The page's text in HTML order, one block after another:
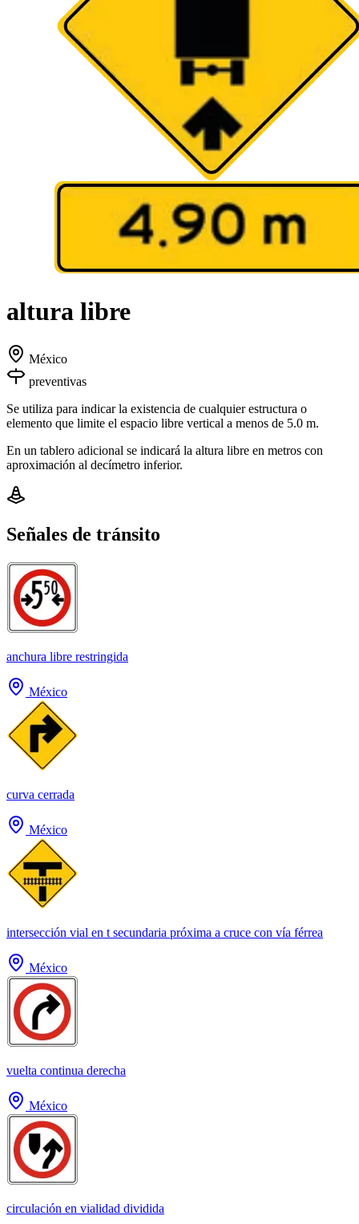
altura libre
México
preventivas
Se utiliza para indicar la existencia de cualquier estructura o
elemento que limite el espacio libre vertical a menos de 5.0 m.
En un tablero adicional se indicará la altura libre en metros con
aproximación al decímetro inferior.
Señales de tránsito
anchura libre restringida
México
curva cerrada
México
intersección vial en t secundaria próxima a cruce con vía férrea
México
vuelta continua derecha
México
circulación en vialidad dividida